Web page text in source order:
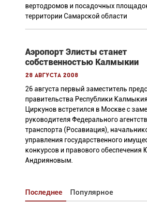
вертодромов и посадочных
территории Самарской области
Аэропорт Элисты станет
собственностью Калмыкии
28 августа 2008
26 августа первый заместитель
правительства Республики
Циркунов встретился в Москве с
руководителя Федерального
транспорта (Росавиация),
управления государственного
конкурсов и правового обеспечения
Андрияновым.
Последнее Популярное